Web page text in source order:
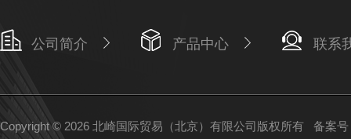
公司简介 产品中心 联系
Copyright © 2026 北崎国际贸易（北京）有限公司版权所有 备案号